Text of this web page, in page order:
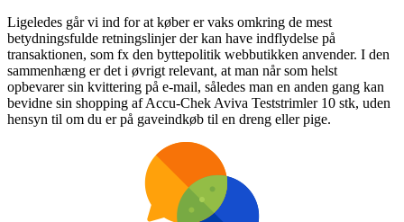
Ligeledes går vi ind for at køber er vaks omkring de mest
betydningsfulde retningslinjer der kan have indflydelse på
transaktionen, som fx den byttepolitik webbutikken anvender. I den
sammenhæng er det i øvrigt relevant, at man når som helst
opbevarer sin kvittering på e-mail, således man en anden gang kan
bevidne sin shopping af Accu-Chek Aviva Teststrimler 10 stk, uden
hensyn til om du er på gaveindkøb til en dreng eller pige.